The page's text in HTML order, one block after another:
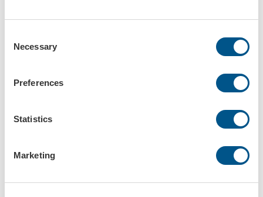
Selection
Necessary
Preferences
Statistics
Marketing
Setebeskyttelse i kunstskinn